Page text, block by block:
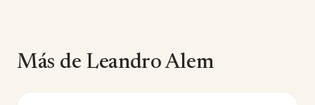
Más de Leandro Alem